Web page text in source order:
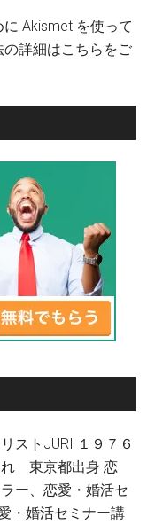
Akismet を使って
詳細はこちらをご
ストJURI １９７６
れ 東京都出身 恋
ー、恋愛・婚活セ
・婚活セミナー講